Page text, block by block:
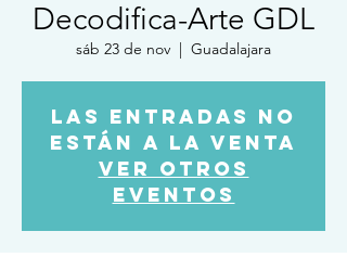
Decodifica-Arte GDL
sáb 23 de nov
  |
Guadalajara
Las entradas no
están a la venta
Ver otros
eventos